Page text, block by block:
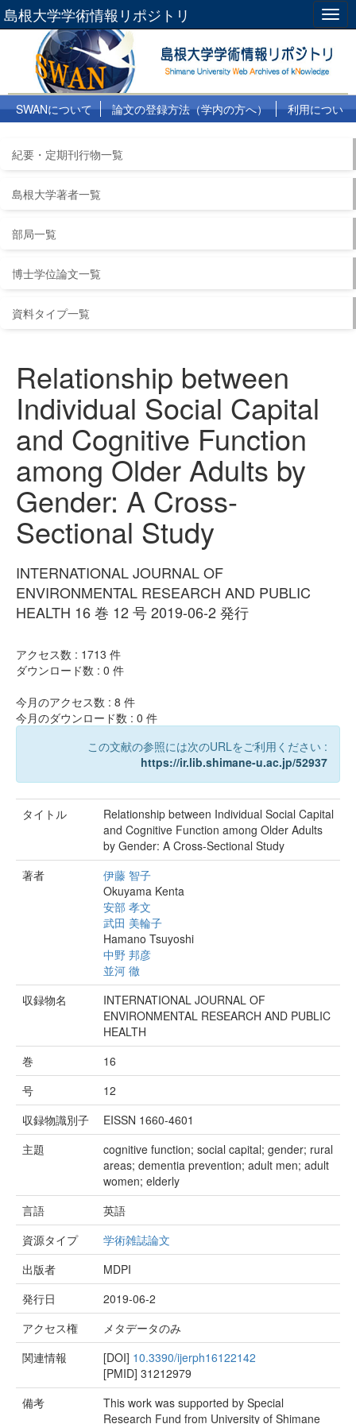
島根大学学術情報リポジトリ
SWANについて 論文の登録方法（学内の方へ）
利用につい
紀要・定期刊行物一覧
島根大学著者一覧
部局一覧
博士学位論文一覧
資料タイプ一覧
Relationship between
Individual Social Capital
and Cognitive Function
among Older Adults by
Gender: A Cross-
Sectional Study
INTERNATIONAL JOURNAL OF
ENVIRONMENTAL RESEARCH AND PUBLIC
HEALTH 16 巻 12 号 2019-06-2 発行
アクセス数 : 1713 件
ダウンロード数 : 0 件
今月のアクセス数 : 8 件
今月のダウンロード数 : 0 件
この文献の参照には次のURLをご利用ください :
https://ir.lib.shimane-u.ac.jp/52937
タイトル
Relationship between Individual Social Capital
and Cognitive Function among Older Adults
by Gender: A Cross-Sectional Study
著者
伊藤 智子
Okuyama Kenta
安部 孝文
武田 美輪子
Hamano Tsuyoshi
中野 邦彦
並河 徹
収録物名
INTERNATIONAL JOURNAL OF
ENVIRONMENTAL RESEARCH AND PUBLIC
HEALTH
巻
16
号
12
収録物識別子
EISSN 1660-4601
主題
cognitive function; social capital; gender; rural
areas; dementia prevention; adult men; adult
women; elderly
言語
英語
資源タイプ
学術雑誌論文
出版者
MDPI
発行日
2019-06-2
アクセス権
メタデータのみ
関連情報
[DOI] 10.3390/ijerph16122142
[PMID] 31212979
備考
This work was supported by Special
Research Fund from University of Shimane